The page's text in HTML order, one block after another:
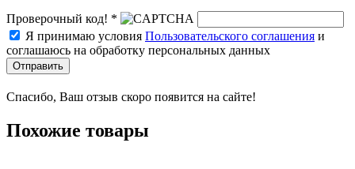
Проверочный код! *
Я принимаю условия Пользовательского соглашения и
соглашаюсь на обработку персональных данных
Отправить
Спасибо, Ваш отзыв скоро появится на сайте!
Похожие товары